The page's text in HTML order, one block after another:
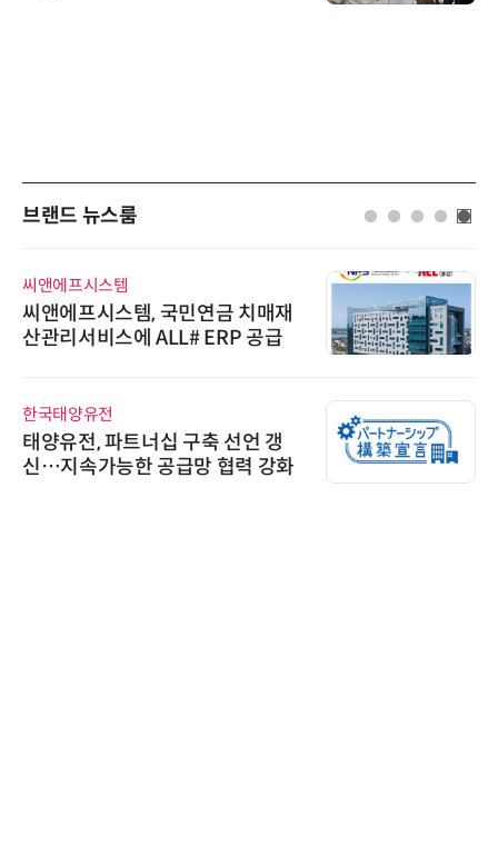
브랜드 뉴스룸
씨앤에프시스템
씨앤에프시스템, 국민연금 치매재
산관리서비스에 ALL# ERP 공급
한국태양유전
태양유전, 파트너십 구축 선언 갱
신…지속가능한 공급망 협력 강화